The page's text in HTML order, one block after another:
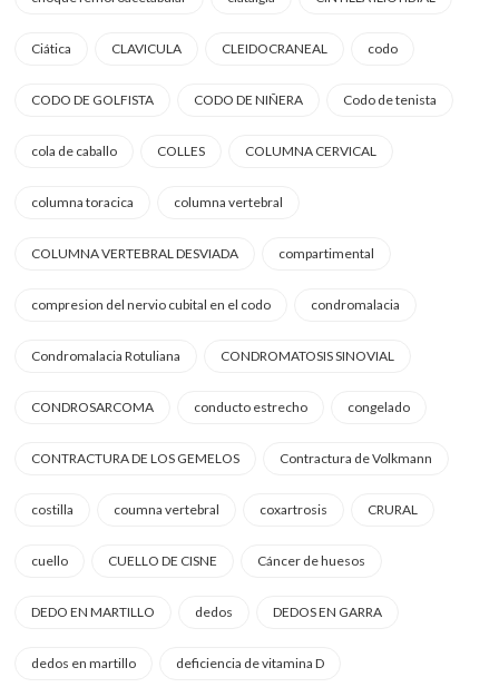
Ciática CLAVICULA CLEIDOCRANEAL codo
CODO DE GOLFISTA CODO DE NIÑERA Codo de tenista
cola de caballo COLLES COLUMNA CERVICAL
columna toracica columna vertebral
COLUMNA VERTEBRAL DESVIADA compartimental
compresion del nervio cubital en el codo condromalacia
Condromalacia Rotuliana CONDROMATOSIS SINOVIAL
CONDROSARCOMA conducto estrecho congelado
CONTRACTURA DE LOS GEMELOS Contractura de Volkmann
costilla coumna vertebral coxartrosis CRURAL
cuello CUELLO DE CISNE Cáncer de huesos
DEDO EN MARTILLO dedos DEDOS EN GARRA
dedos en martillo deficiencia de vitamina D